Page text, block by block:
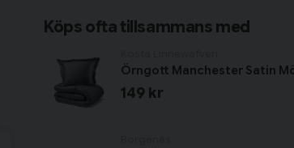
Köps ofta tillsammans med
Örngott Manchester Satin
149 kr